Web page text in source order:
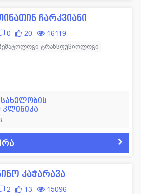
ჩარკვიანი
0 20 16119
ტრანსფუზიოლოგი
სახელობის
კლინიკა
კაჭარავა
2 13 15096